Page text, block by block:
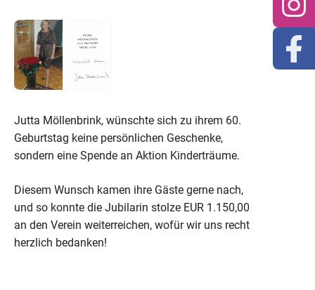
Jutta Möllenbrink, wünschte sich zu ihrem 60.
Geburtstag keine persönlichen Geschenke,
sondern eine Spende an Aktion Kinderträume.
Diesem Wunsch kamen ihre Gäste gerne nach,
und so konnte die Jubilarin stolze EUR 1.150,00
an den Verein weiterreichen, wofür wir uns recht
herzlich bedanken!